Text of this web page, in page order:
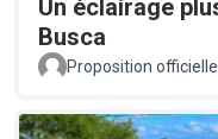
Un éclairage
Busca
Proposition officielle